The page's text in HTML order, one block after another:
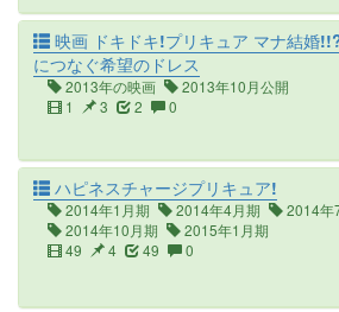
映画 ドキドキ!プリキュア マナ結婚
につなぐ希望のドレス
2013年の映画
2013年10月公開
1
3 2 0
ハピネスチャージプリキュア!
2014年1月期 2014年4月期
2014年
2014年10月期
2015年1月期
49
4 49 0